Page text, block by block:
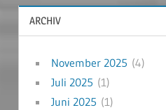
ARCHIV
November 2025 (4)
Juli 2025 (1)
Juni 2025 (1)